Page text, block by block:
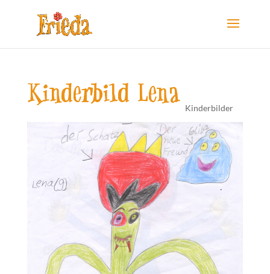
Kinderbild Lena Kinderbilder